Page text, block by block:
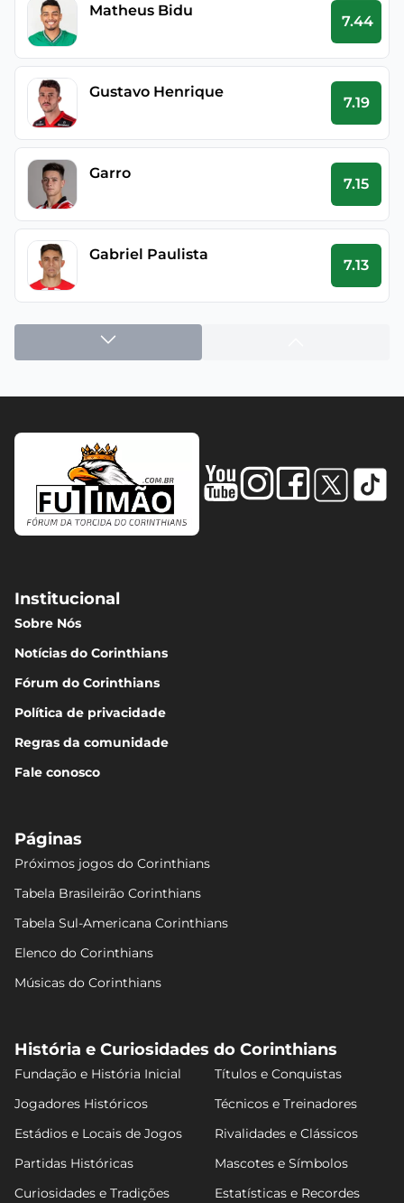
Matheus Bidu
7.44
Gustavo Henrique
7.19
Garro
7.15
Gabriel Paulista
7.13
Andre
M. Depay
A. Carrillo
Matheus Pereira
Charles
Dieguinho
6.84
Institucional
Sobre Nós
Notícias do Corinthians
Fórum do Corinthians
Política de privacidade
Regras da comunidade
Fale conosco
Páginas
Próximos jogos do Corinthians
Tabela Brasileirão Corinthians
Tabela Sul-Americana Corinthians
Elenco do Corinthians
Músicas do Corinthians
História e Curiosidades do Corinthians
Fundação e História Inicial
Títulos e Conquistas
Jogadores Históricos
Técnicos e Treinadores
Estádios e Locais de Jogos
Rivalidades e Clássicos
Partidas Históricas
Mascotes e Símbolos
Curiosidades e Tradições
Estatísticas e Recordes